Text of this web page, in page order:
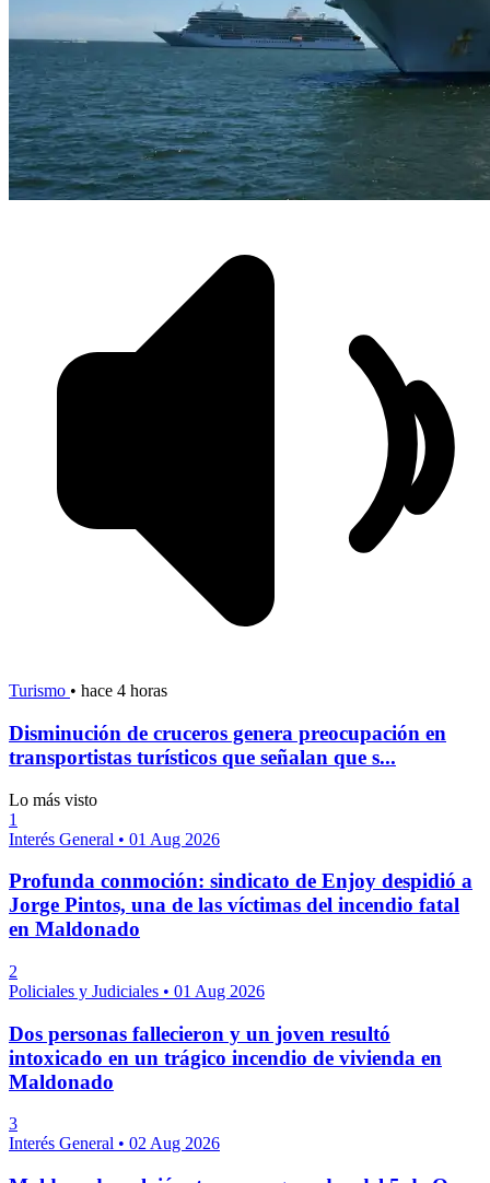
Turismo • hace 4 horas
Disminución de cruceros genera preocupación en
transportistas turísticos que señalan que s...
Lo más visto
1
Interés General • 01 Aug 2026
Profunda conmoción: sindicato de Enjoy despidió a
Jorge Pintos, una de las víctimas del incendio fatal
en Maldonado
2
Policiales y Judiciales • 01 Aug 2026
Dos personas fallecieron y un joven resultó
intoxicado en un trágico incendio de vivienda en
Maldonado
3
Interés General • 02 Aug 2026